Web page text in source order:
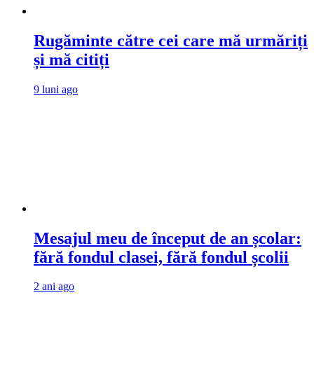
Rugăminte către cei care mă urmăriți
și mă citiți
9 luni ago
Mesajul meu de început de an școlar:
fără fondul clasei, fără fondul școlii
2 ani ago